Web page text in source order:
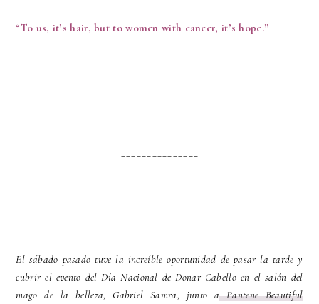
“To us, it’s hair, but to women with cancer, it’s hope.”
El sábado pasado tuve la increíble oportunidad de pasar la tarde y
cubrir el evento del Día Nacional de Donar Cabello en el salón del
mago de la belleza, Gabriel Samra, junto aPantene Beautiful